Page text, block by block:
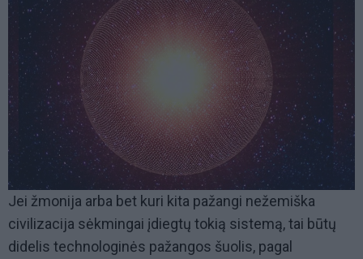
Jei žmonija arba bet kuri kita pažangi nežemiška
civilizacija sėkmingai įdiegtų tokią sistemą, tai būtų
didelis technologinės pažangos šuolis, pagal